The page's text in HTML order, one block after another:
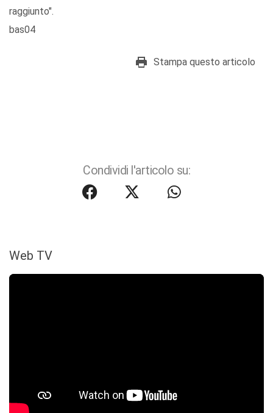
raggiunto".
bas04
Stampa questo articolo
Condividi l'articolo su:
Web TV